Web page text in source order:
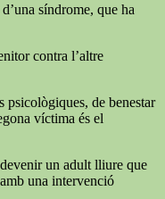
síndrome, que ha
contra l’altre
psicològiques, de benestar
víctima és el
un adult lliure que
una intervenció